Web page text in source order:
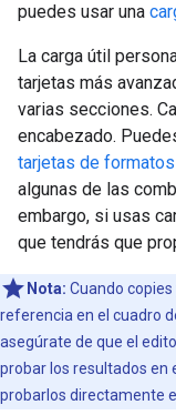
puedes usar una
La carga útil
tarjetas más
varias secciones.
encabezado.
tarjetas de
algunas de las
embargo, si usas
que tendrás que
Nota: Cuando
referencia en el cuadro
asegúrate de que el
probar los resultados en
probarlos directamente